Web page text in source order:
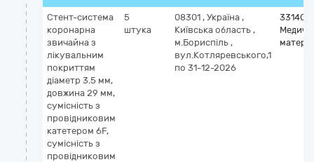
Стент-система
коронарна
звичайна з
лікувальним
покриттям
діаметр 3.5 мм,
довжина 29 мм,
сумісність з
провідниковим
катетером 6F,
сумісність з
провідниковим
5
штука
08301 , Україна ,
Київська область ,
м.Бориспіль ,
вул.Котляревського,1
по 31-12-2026
Медичні